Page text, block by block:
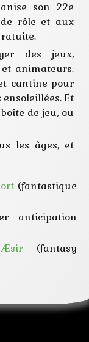
son 22e
rôle et aux
des jeux,
animateurs.
cantine pour
Et
de jeu, ou
les âges, et
(fantastique
anticipation
(fantasy